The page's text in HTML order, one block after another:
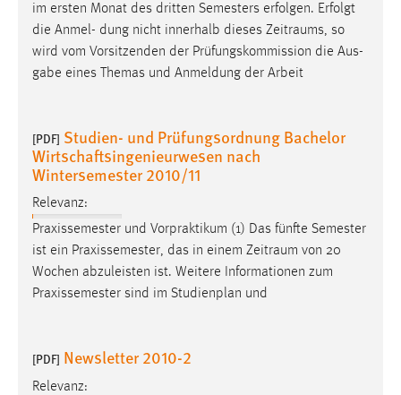
im ersten Monat des dritten Semesters erfolgen. Erfolgt
die Anmel- dung nicht innerhalb dieses Zeitraums, so
wird vom Vorsitzenden der Prüfungskommission die Aus-
gabe eines Themas und Anmeldung der Arbeit
[PDF] Studien- und Prüfungsordnung Bachelor
Wirtschaftsingenieurwesen nach
Wintersemester 2010/11
Relevanz:
Praxissemester und Vorpraktikum (1) Das fünfte Semester
ist ein Praxissemester, das in einem Zeitraum von 20
Wochen abzuleisten ist. Weitere Informationen zum
Praxissemester sind im Studienplan und
[PDF] Newsletter 2010-2
Relevanz: